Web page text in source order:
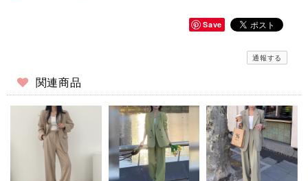
Save
通報する
関連商品